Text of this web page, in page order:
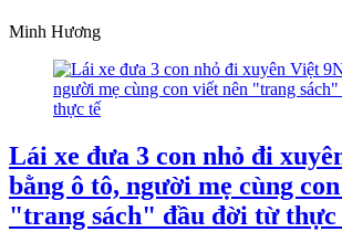
Minh Hương
Lái xe đưa 3 con nhỏ đi
bằng ô tô, người mẹ cùng
"trang sách" đầu đời từ thực